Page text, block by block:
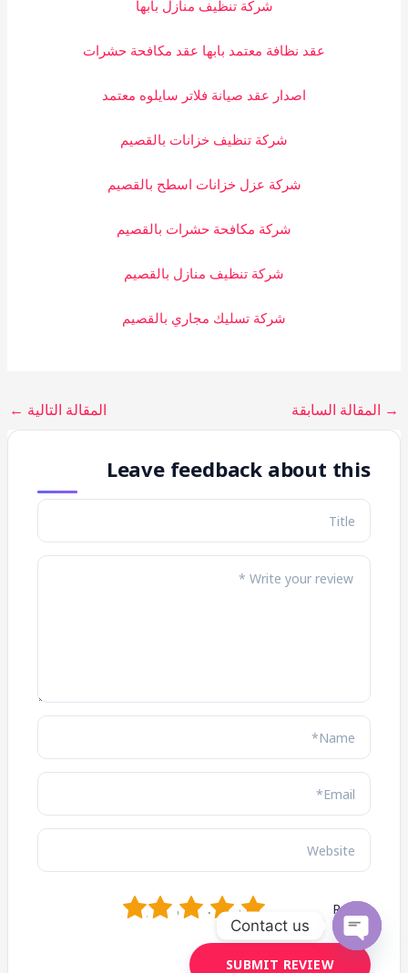
شركة تنظيف منازل بابها
عقد نظافة معتمد بابها عقد مكافحة حشرات
اصدار عقد صيانة فلاتر سايلوه معتمد
شركة تنظيف خزانات بالقصيم
شركة عزل خزانات اسطح بالقصيم
شركة مكافحة حشرات بالقصيم
شركة تنظيف منازل بالقصيم
شركة تسليك مجاري بالقصيم
→ المقالة السابقة المقالة التالية ←
Leave feedback about this
Rating
5
4
3
2
Contact us
OPEN